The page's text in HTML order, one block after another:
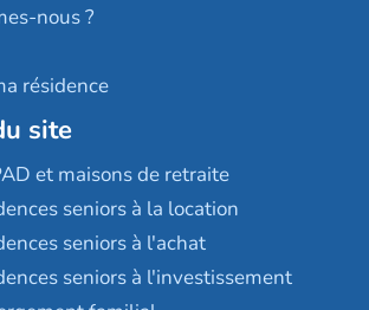
nous ?
résidence
site
et maisons de retraite
seniors à la location
seniors à l'achat
seniors à l'investissement